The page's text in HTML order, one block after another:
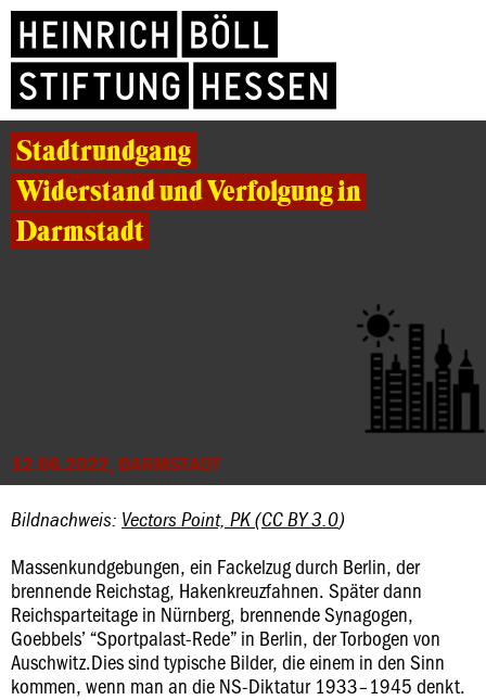
Stadtrundgang
Widerstand und Verfolgung in
Darmstadt
12.06.2022, DARMSTADT
Bildnachweis: Vectors Point, PK(CC BY 3.0)
Massenkundgebungen, ein Fackelzug durch Berlin, der
brennende Reichstag, Hakenkreuzfahnen. Später dann
Reichsparteitage in Nürnberg, brennende Synagogen,
Goebbels’ “Sportpalast-Rede” in Berlin, der Torbogen von
Auschwitz.Dies sind typische Bilder, die einem in den Sinn
kommen, wenn man an die NS-Diktatur 1933–1945 denkt.